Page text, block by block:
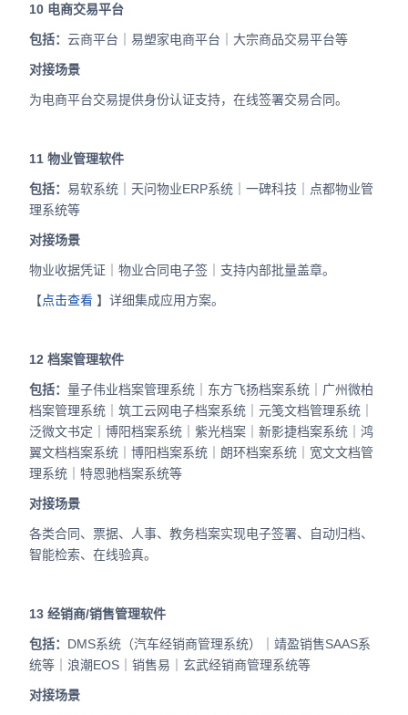
10 电商交易平台
包括： 云商平台｜易塑家电商平台｜大宗商品交易平台等
对接场景
为电商平台交易提供身份认证支持，在线签署交易合同。
11 物业管理软件
包括： 易软系统｜天问物业ERP系统｜一碑科技｜点都物业管
理系统等
对接场景
物业收据凭证｜物业合同电子签｜支持内部批量盖章。
【点击查看 】详细集成应用方案。
12 档案管理软件
包括： 量子伟业档案管理系统｜东方飞扬档案系统｜广州微柏
档案管理系统｜筑工云网电子档案系统｜元笺文档管理系统｜
泛微文书定｜博阳档案系统｜紫光档案｜新影捷档案系统｜鸿
翼文档档案系统｜博阳档案系统｜朗环档案系统｜宽文文档管
理系统｜特恩驰档案系统等
对接场景
各类合同、票据、人事、教务档案实现电子签署、自动归档、
智能检索、在线验真。
13 经销商/销售管理软件
包括： DMS系统（汽车经销商管理系统）｜靖盈销售SAAS系
统等｜浪潮EOS｜销售易｜玄武经销商管理系统等
对接场景